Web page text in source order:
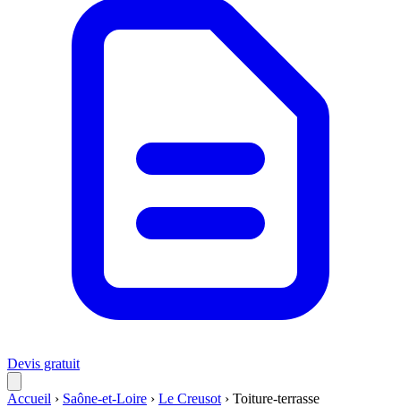
Devis gratuit
Accueil › Saône-et-Loire › Le Creusot › Toiture-terrasse